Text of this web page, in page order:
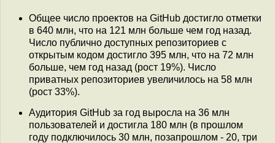
Общее число проектов на GitHub достигло отметки
в 640 млн, что на 121 млн больше чем год назад.
Число публично доступных репозиториев с
открытым кодом достигло 395 млн, что на 72 млн
больше, чем год назад (рост 19%). Число
приватных репозиториев увеличилось на 58 млн
(рост 33%).
Аудитория GitHub за год выросла на 36 млн
пользователей и достигла 180 млн (в прошлом
году подключилось 30 млн, позапрошлом - 20, три